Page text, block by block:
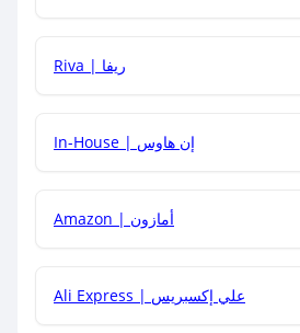
جمع كود خصم مع العروض الأخرى؟
Riva | ريفا
In-House | إن هاوس
Amazon | أمازون
Ali Express | علي إكسبريس